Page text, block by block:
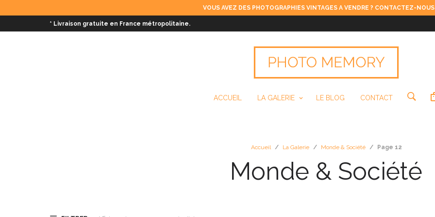
VOUS AVEZ DES PHOTOGRAPHIES VINTAGES A VENDRE ? CONTACTEZ-
* Livraison gratuite en France métropolitaine.
ACCUEIL LA GALERIE LE BLOG CONTACT
Accueil / La Galerie / Monde & Société / Page 12
Monde & Société